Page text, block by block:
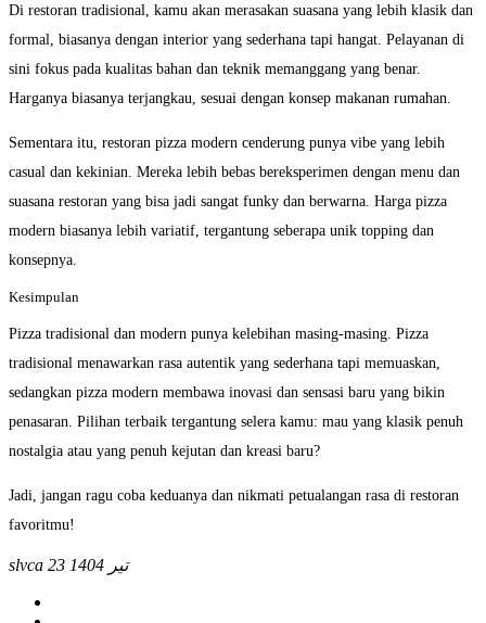
Di restoran tradisional, kamu akan merasakan suasana yang lebih klasik dan
formal, biasanya dengan interior yang sederhana tapi hangat. Pelayanan di
sini fokus pada kualitas bahan dan teknik memanggang yang benar.
Harganya biasanya terjangkau, sesuai dengan konsep makanan rumahan.
Sementara itu, restoran pizza modern cenderung punya vibe yang lebih
casual dan kekinian. Mereka lebih bebas bereksperimen dengan menu dan
suasana restoran yang bisa jadi sangat funky dan berwarna. Harga pizza
modern biasanya lebih variatif, tergantung seberapa unik topping dan
konsepnya.
Kesimpulan
Pizza tradisional dan modern punya kelebihan masing-masing. Pizza
tradisional menawarkan rasa autentik yang sederhana tapi memuaskan,
sedangkan pizza modern membawa inovasi dan sensasi baru yang bikin
penasaran. Pilihan terbaik tergantung selera kamu: mau yang klasik penuh
nostalgia atau yang penuh kejutan dan kreasi baru?
Jadi, jangan ragu coba keduanya dan nikmati petualangan rasa di restoran
favoritmu!
slvca 23 تیر 1404